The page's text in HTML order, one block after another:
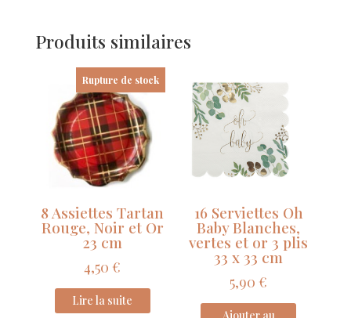
Jolis
Vert
Sauge
et
Or
5
x
2
avec
Ruban
Satin
Vert
Sauge
Produits similaires
Rupture de stock
8 Assiettes Tartan
Rouge, Noir et Or
23 cm
4,50 €
Lire la suite
16 Serviettes Oh
Baby Blanches,
vertes et or 3 plis
33 x 33 cm
5,90 €